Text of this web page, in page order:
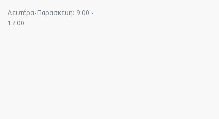
Δευτέρα-Παρασκευή: 9:00 -
17:00